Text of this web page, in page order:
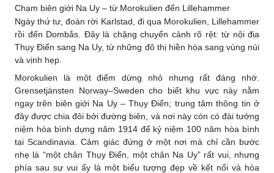
Chạm biên giới Na Uy – từ Morokulien đến Lillehammer
Ngày thứ tư, đoàn rời Karlstad, đi qua Morokulien, Lillehammer
rồi đến Dombås. Đây là chặng chuyển cảnh rõ rệt: từ nội địa
Thụy Điển sang Na Uy, từ những đô thị hiền hòa sang vùng núi
và vịnh hẹp.
Morokulien là một điểm dừng nhỏ nhưng rất đáng nhớ.
Grensetjänsten Norway–Sweden cho biết khu vực này nằm
ngay trên biên giới Na Uy – Thụy Điển; trung tâm thông tin ở
đây được chia đôi bởi đường biên, và nơi này còn có đài tưởng
niệm hòa bình dựng năm 1914 để kỷ niệm 100 năm hòa bình
tại Scandinavia. Cảm giác đứng ở một nơi mà chỉ cần bước
nhẹ là “một chân Thụy Điển, một chân Na Uy” rất vui, nhưng
phía sau sự vui ấy là một biểu tượng đẹp về kết nối và hòa